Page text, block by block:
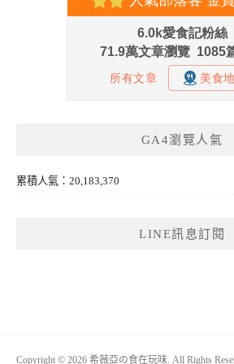
GA4瀏覽人氣
累積人氣：20,183,370
LINE訊息訂閱
Copyright © 2026 希薇亞の食在玩味. All Rights